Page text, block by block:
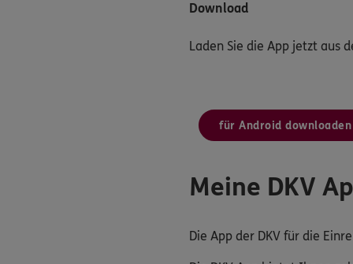
Download
Laden Sie die App jetzt aus
für Android downloaden
Meine DKV
Die App der DKV für die